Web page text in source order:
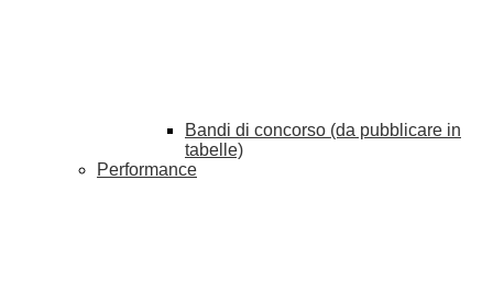
Bandi di concorso (da pubblicare in
tabelle)
Performance